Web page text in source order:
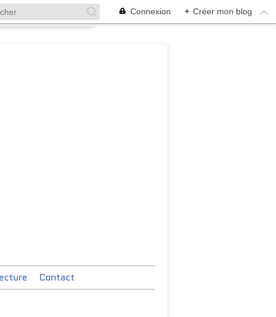
Connexion + Créer mon blog
Contact